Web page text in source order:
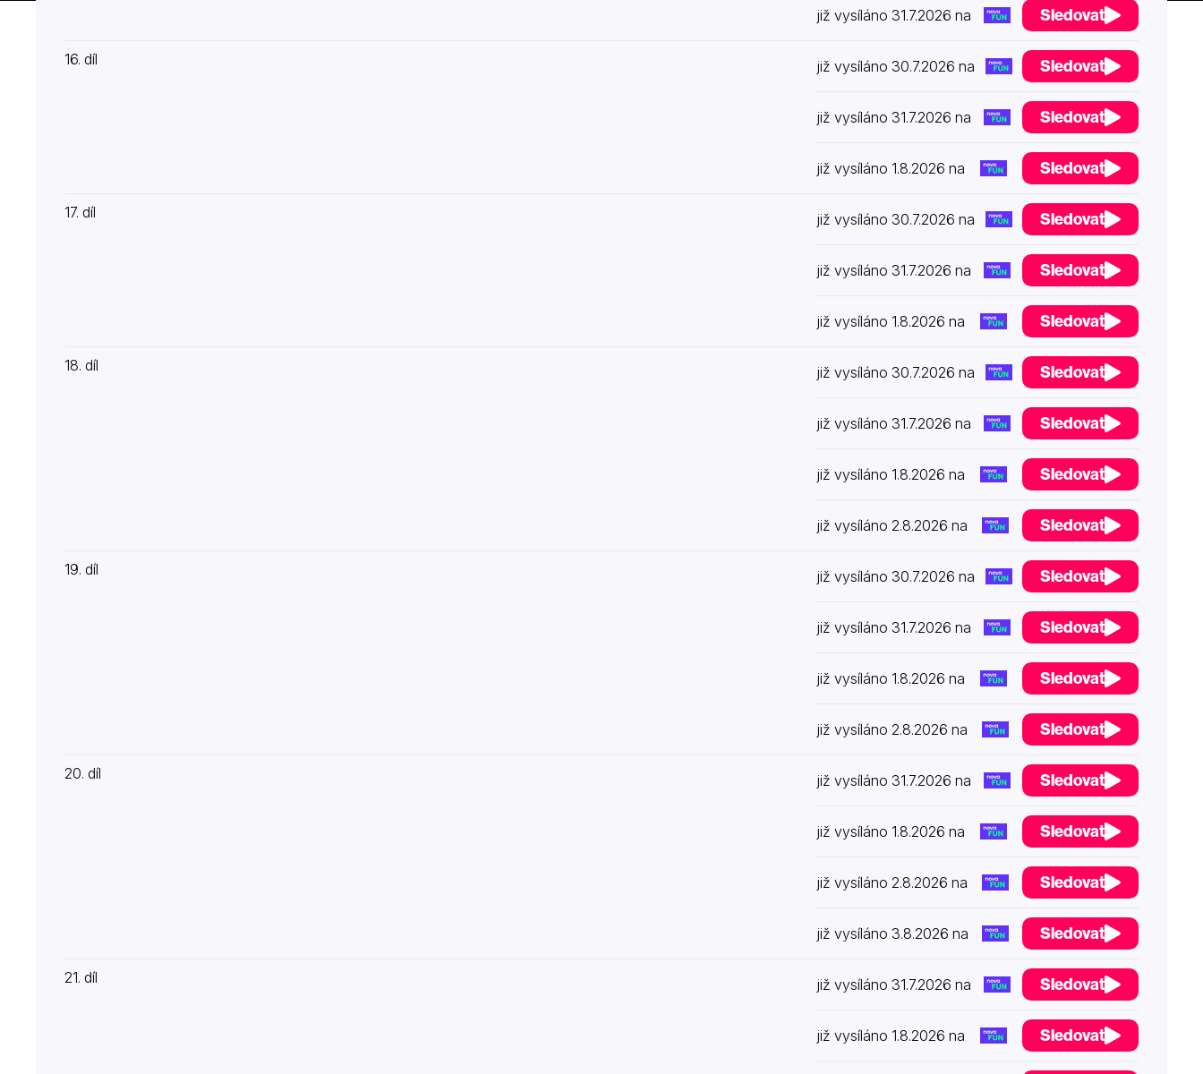
již vysíláno 31.7.2026 na Sledovat
16. díl již vysíláno 30.7.2026 na Sledovat
již vysíláno 31.7.2026 na Sledovat
již vysíláno 1.8.2026 na Sledovat
17. díl již vysíláno 30.7.2026 na Sledovat
již vysíláno 31.7.2026 na Sledovat
již vysíláno 1.8.2026 na Sledovat
18. díl již vysíláno 30.7.2026 na Sledovat
již vysíláno 31.7.2026 na Sledovat
již vysíláno 1.8.2026 na Sledovat
již vysíláno 2.8.2026 na Sledovat
19. díl již vysíláno 30.7.2026 na Sledovat
již vysíláno 31.7.2026 na Sledovat
již vysíláno 1.8.2026 na Sledovat
již vysíláno 2.8.2026 na Sledovat
20. díl již vysíláno 31.7.2026 na Sledovat
již vysíláno 1.8.2026 na Sledovat
již vysíláno 2.8.2026 na Sledovat
již vysíláno 3.8.2026 na Sledovat
21. díl již vysíláno 31.7.2026 na Sledovat
již vysíláno 1.8.2026 na Sledovat